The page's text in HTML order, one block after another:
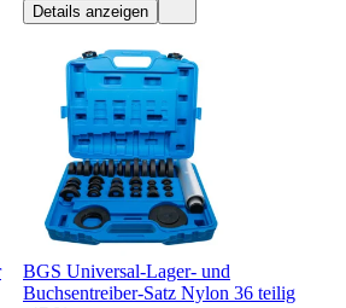
Details anzeigen
BGS Universal-Lager- und
Buchsentreiber-Satz Nylon 36 teilig